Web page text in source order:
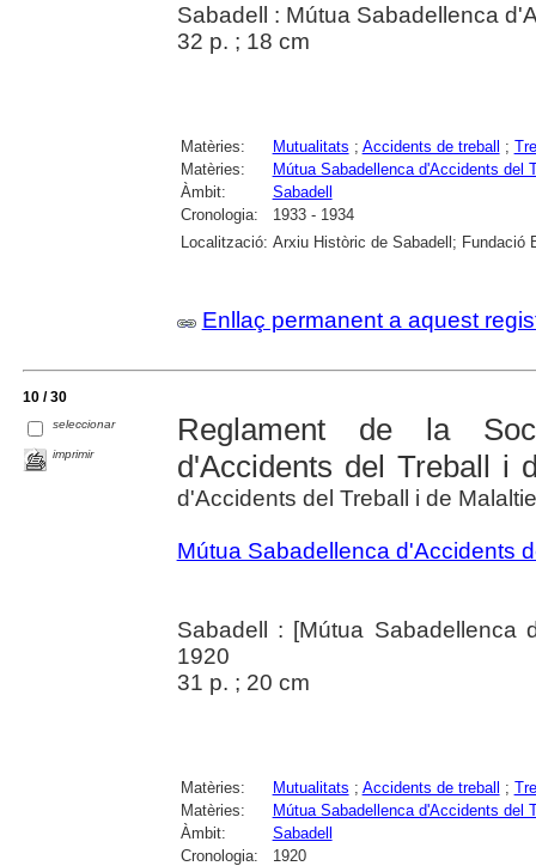
Sabadell : Mútua Sabadellenca
32 p. ; 18 cm
Matèries: Mutualitats ; Accidents de treball ;
Matèries:
Mútua Sabadellenca d'Accidents del
Àmbit:
Sabadell
Cronologia:
1933 - 1934
Localització: Arxiu Històric de Sabadell; Fundació
Enllaç permanent a aquest
10 / 30
seleccionar
imprimir
Reglament de la
d'Accidents del Treball i
d'Accidents del Treball i de
Mútua Sabadellenca d'Accidents
Sabadell : [Mútua Sabadellenca
1920
31 p. ; 20 cm
Matèries: Mutualitats ; Accidents de treball ;
Matèries:
Mútua Sabadellenca d'Accidents del
Àmbit:
Sabadell
Cronologia:
1920